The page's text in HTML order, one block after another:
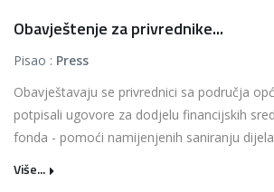
Obavještenje za privrednike...
Pisao : Press
Obavještavaju se privrednici sa područja
potpisali ugovore za dodjelu financijskih
fonda - pomoći namijenjenih saniranju
Više...